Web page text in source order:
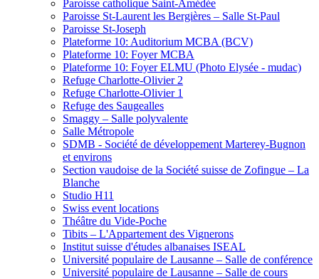
Paroisse catholique Saint-Amédée
Paroisse St-Laurent les Bergières – Salle St-Paul
Paroisse St-Joseph
Plateforme 10: Auditorium MCBA (BCV)
Plateforme 10: Foyer MCBA
Plateforme 10: Foyer ELMU (Photo Elysée - mudac)
Refuge Charlotte-Olivier 2
Refuge Charlotte-Olivier 1
Refuge des Saugealles
Smaggy – Salle polyvalente
Salle Métropole
SDMB - Société de développement Marterey-Bugnon
et environs
Section vaudoise de la Société suisse de Zofingue – La
Blanche
Studio H11
Swiss event locations
Théâtre du Vide-Poche
Tibits – L'Appartement des Vignerons
Institut suisse d'études albanaises ISEAL
Université populaire de Lausanne – Salle de conférence
Université populaire de Lausanne – Salle de cours